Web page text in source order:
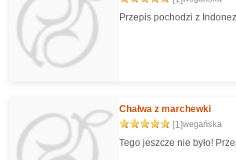
Przepis pochodzi z
Chałwa z marchewki
[1]wegańska
Tego jeszcze nie było!